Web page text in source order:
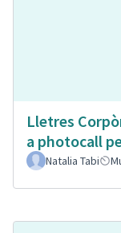
Lletres
a photocall
Natalia Tabi